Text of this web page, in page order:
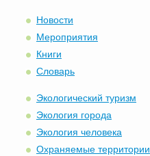
Новости
Мероприятия
Книги
Словарь
Экологический туризм
Экология города
Экология человека
Охраняемые территории